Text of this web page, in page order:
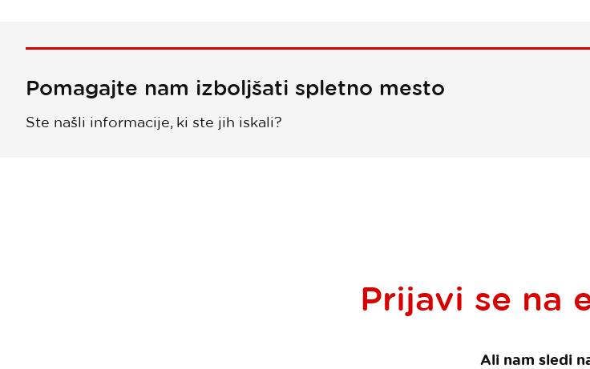
Pomagajte nam izboljšati spletno mesto
Ste našli informacije, ki ste jih iskali?
Prijavi se na
Ali nam sledi